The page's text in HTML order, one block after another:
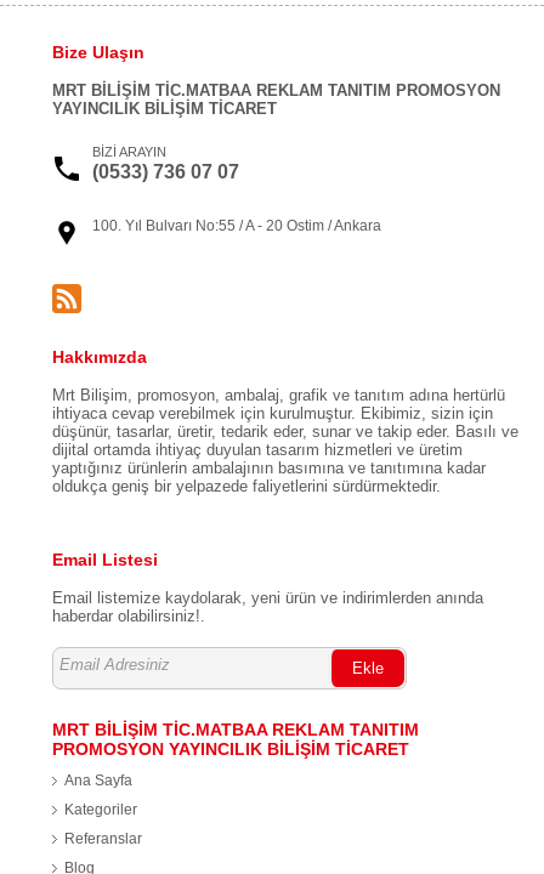
Bize Ulaşın
MRT BİLİŞİM TİC.MATBAA REKLAM TANITIM PROMOSYON
YAYINCILIK BİLİŞİM TİCARET
BİZİ ARAYIN
(0533) 736 07 07
100. Yıl Bulvarı No:55 / A - 20 Ostim / Ankara
Hakkımızda
Mrt Bilişim, promosyon, ambalaj, grafik ve tanıtım adına hertürlü
ihtiyaca cevap verebilmek için kurulmuştur. Ekibimiz, sizin için
düşünür, tasarlar, üretir, tedarik eder, sunar ve takip eder. Basılı ve
dijital ortamda ihtiyaç duyulan tasarım hizmetleri ve üretim
yaptığınız ürünlerin ambalajının basımına ve tanıtımına kadar
oldukça geniş bir yelpazede faliyetlerini sürdürmektedir.
Email Listesi
Email listemize kaydolarak, yeni ürün ve indirimlerden anında
haberdar olabilirsiniz!.
Ekle
MRT BİLİŞİM TİC.MATBAA REKLAM TANITIM
PROMOSYON YAYINCILIK BİLİŞİM TİCARET
Ana Sayfa
Kategoriler
Referanslar
Blog